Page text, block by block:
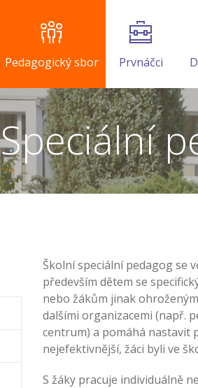
Pedagogický sbor Prvnáčci
Speciální
Školní speciální pedagog se
především dětem se
nebo žákům jinak
dalšími organizacemi (např.
centrum) a pomáhá nastavit
nejefektivnější, žáci byli ve
S žáky pracuje individuálně